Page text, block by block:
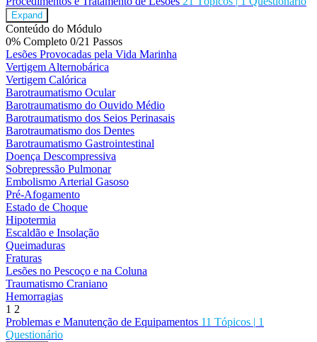
Expand
Conteúdo do Módulo
0% Completo 0/21 Passos
Lesões Provocadas pela Vida Marinha
Vertigem Alternobárica
Vertigem Calórica
Barotraumatismo Ocular
Barotraumatismo do Ouvido Médio
Barotraumatismo dos Seios Perinasais
Barotraumatismo dos Dentes
Barotraumatismo Gastrointestinal
Doença Descompressiva
Sobrepressão Pulmonar
Embolismo Arterial Gasoso
Pré-Afogamento
Estado de Choque
Hipotermia
Escaldão e Insolação
Queimaduras
Fraturas
Lesões no Pescoço e na Coluna
Traumatismo Craniano
Hemorragias
1 2
Problemas e Manutenção de Equipamentos 11 Tópicos | 1
Questionário